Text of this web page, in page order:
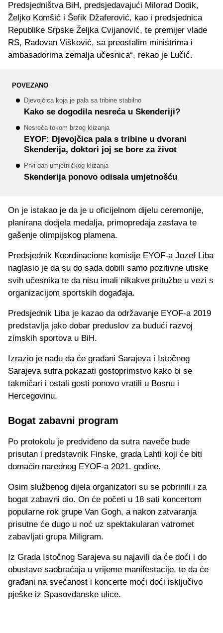
Predsjedništva BiH, predsjedavajući Milorad Dodik,
Željko Komšić i Šefik Džaferović, kao i predsjednica
Republike Srpske Željka Cvijanović, te premijer vlade
RS, Radovan Višković, sa preostalim ministrima i
ambasadorima zemalja učesnica“, rekao je Lučić.
POVEZANO
Djevojčica koja je pala sa tribine stabilno
Kako se dogodila nesreća u Skenderiji?
Nesreća tokom brzog klizanja
EYOF: Djevojčica pala s tribine u dvorani
Skenderija, doktori joj se bore za život
Prvi dan umjetničkog klizanja
Skenderija ponovo odisala umjetnošću
On je istakao je da je u oficijelnom dijelu ceremonije,
planirana dodjela medalja, primopredaja zastava te
gašenje olimpijskog plamena.
Predsjednik Koordinacione komisije EYOF-a Jozef Liba
naglasio je da su do sada dobili samo pozitivne utiske
svih učesnika te da nisu imali nikakve pritužbe u vezi s
organizacijom sportskih događaja.
Predsjednik Liba je kazao da održavanje EYOF-a 2019
predstavlja jako dobar preduslov za budući razvoj
zimskih sportova u BiH.
Izrazio je nadu da će građani Sarajeva i Istočnog
Sarajeva sutra pokazati gostoprimstvo kako bi se
takmičari i ostali gosti ponovo vratili u Bosnu i
Hercegovinu.
Bogat zabavni program
Po protokolu je predviđeno da sutra naveče bude
prisutan i predstavnik Finske, grada Lahti koji će biti
domaćin narednog EYOF-a 2021. godine.
Osim službenog dijela organizatori su se pobrinili i za
bogat zabavni dio. On će početi u 18 sati koncertom
popularne rok grupe Van Gogh, a nakon zatvaranja
prisutne će dugo u noć uz spektakularan vatromet
zabavljati grupa Miligram.
Iz Grada Istočnog Sarajeva su najavili da će doći i do
obustave saobraćaja u vrijeme manifestacije, te da će
građani na svečanost i koncerte moći doći isključivo
pješke iz Spasovdanske ulice.